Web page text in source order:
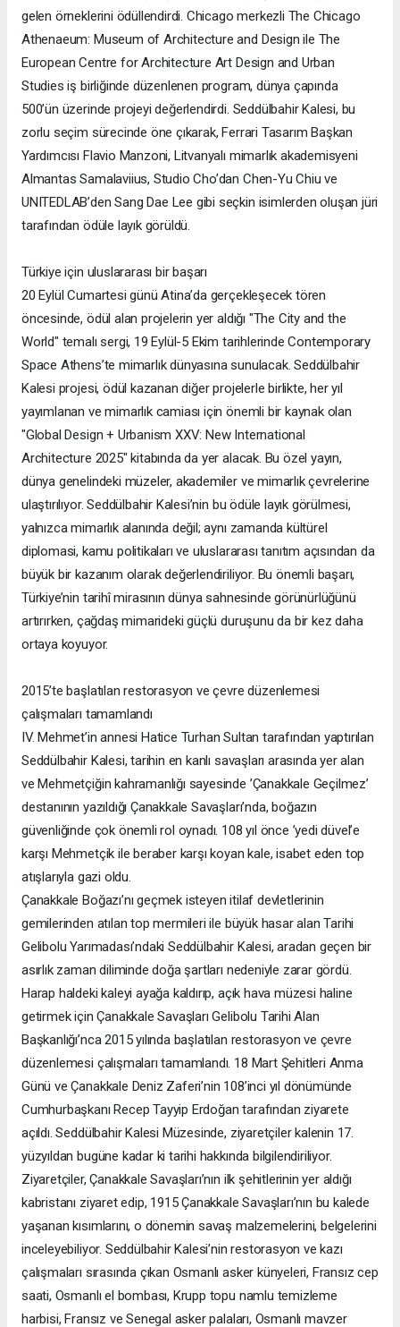
gelen örneklerini ödüllendirdi. Chicago merkezli The Chicago
Athenaeum: Museum of Architecture and Design ile The
European Centre for Architecture Art Design and Urban
Studies iş birliğinde düzenlenen program, dünya çapında
500’ün üzerinde projeyi değerlendirdi. Seddülbahir Kalesi, bu
zorlu seçim sürecinde öne çıkarak, Ferrari Tasarım Başkan
Yardımcısı Flavio Manzoni, Litvanyalı mimarlık akademisyeni
Almantas Samalaviius, Studio Cho’dan Chen-Yu Chiu ve
UNITEDLAB’den Sang Dae Lee gibi seçkin isimlerden oluşan jüri
tarafından ödüle layık görüldü.
Türkiye için uluslararası bir başarı
20 Eylül Cumartesi günü Atina’da gerçekleşecek tören
öncesinde, ödül alan projelerin yer aldığı "The City and the
World" temalı sergi, 19 Eylül-5 Ekim tarihlerinde Contemporary
Space Athens’te mimarlık dünyasına sunulacak. Seddülbahir
Kalesi projesi, ödül kazanan diğer projelerle birlikte, her yıl
yayımlanan ve mimarlık camiası için önemli bir kaynak olan
"Global Design + Urbanism XXV: New International
Architecture 2025" kitabında da yer alacak. Bu özel yayın,
dünya genelindeki müzeler, akademiler ve mimarlık çevrelerine
ulaştırılıyor. Seddülbahir Kalesi’nin bu ödüle layık görülmesi,
yalnızca mimarlık alanında değil; aynı zamanda kültürel
diplomasi, kamu politikaları ve uluslararası tanıtım açısından da
büyük bir kazanım olarak değerlendiriliyor. Bu önemli başarı,
Türkiye’nin tarihî mirasının dünya sahnesinde görünürlüğünü
artırırken, çağdaş mimarideki güçlü duruşunu da bir kez daha
ortaya koyuyor.
2015’te başlatılan restorasyon ve çevre düzenlemesi
çalışmaları tamamlandı
IV. Mehmet’in annesi Hatice Turhan Sultan tarafından yaptırılan
Seddülbahir Kalesi, tarihin en kanlı savaşları arasında yer alan
ve Mehmetçiğin kahramanlığı sayesinde ’Çanakkale Geçilmez’
destanının yazıldığı Çanakkale Savaşları’nda, boğazın
güvenliğinde çok önemli rol oynadı. 108 yıl önce ’yedi düvel’e
karşı Mehmetçik ile beraber karşı koyan kale, isabet eden top
atışlarıyla gazi oldu.
Çanakkale Boğazı’nı geçmek isteyen itilaf devletlerinin
gemilerinden atılan top mermileri ile büyük hasar alan Tarihi
Gelibolu Yarımadası’ndaki Seddülbahir Kalesi, aradan geçen bir
asırlık zaman diliminde doğa şartları nedeniyle zarar gördü.
Harap haldeki kaleyi ayağa kaldırıp, açık hava müzesi haline
getirmek için Çanakkale Savaşları Gelibolu Tarihi Alan
Başkanlığı’nca 2015 yılında başlatılan restorasyon ve çevre
düzenlemesi çalışmaları tamamlandı. 18 Mart Şehitleri Anma
Günü ve Çanakkale Deniz Zaferi’nin 108’inci yıl dönümünde
Cumhurbaşkanı Recep Tayyip Erdoğan tarafından ziyarete
açıldı. Seddülbahir Kalesi Müzesinde, ziyaretçiler kalenin 17.
yüzyıldan bugüne kadar ki tarihi hakkında bilgilendiriliyor.
Ziyaretçiler, Çanakkale Savaşları’nın ilk şehitlerinin yer aldığı
kabristanı ziyaret edip, 1915 Çanakkale Savaşları’nın bu kalede
yaşanan kısımlarını, o dönemin savaş malzemelerini, belgelerini
inceleyebiliyor. Seddülbahir Kalesi’nin restorasyon ve kazı
çalışmaları sırasında çıkan Osmanlı asker künyeleri, Fransız cep
saati, Osmanlı el bombası, Krupp topu namlu temizleme
harbisi, Fransız ve Senegal asker palaları, Osmanlı mavzer